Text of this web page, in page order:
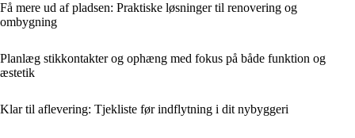
Få mere ud af pladsen: Praktiske løsninger til renovering og
ombygning
Planlæg stikkontakter og ophæng med fokus på både funktion og
æstetik
Klar til aflevering: Tjekliste før indflytning i dit nybyggeri